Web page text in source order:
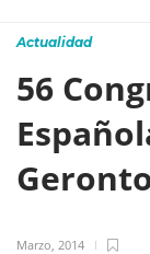
Actualidad
56
Marzo, 2014